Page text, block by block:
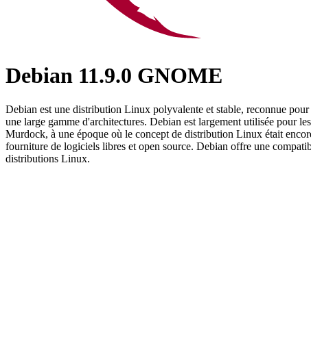
Debian 11.9.0 GNOME
Debian est une distribution Linux polyvalente et stable, reconnue
une large gamme d'architectures. Debian est largement utilisée pour
Murdock, à une époque où le concept de distribution Linux était
fourniture de logiciels libres et open source. Debian offre une
distributions Linux.